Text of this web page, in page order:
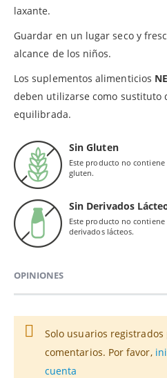
laxante.
Guardar en un lugar seco y
alcance de los niños.
Los suplementos alimenticios
deben utilizarse como sustituto
equilibrada.
Sin Gluten
Este producto no contiene
gluten.
Sin Derivados
Este producto no contiene
derivados lácteos.
OPINIONES
Solo usuarios
comentarios. Por favor,
cuenta